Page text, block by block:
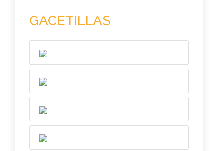
GACETILLAS